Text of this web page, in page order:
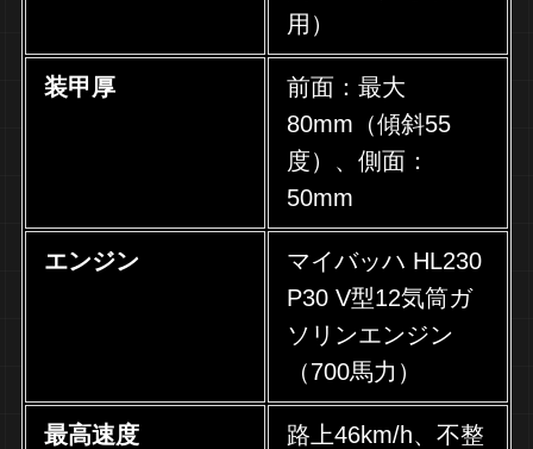
用）
装甲厚
前面：最大
80mm（傾斜55
度）、側面：
50mm
エンジン
マイバッハ HL230
P30 V型12気筒ガ
ソリンエンジン
（700馬力）
最高速度
路上46km/h、不整